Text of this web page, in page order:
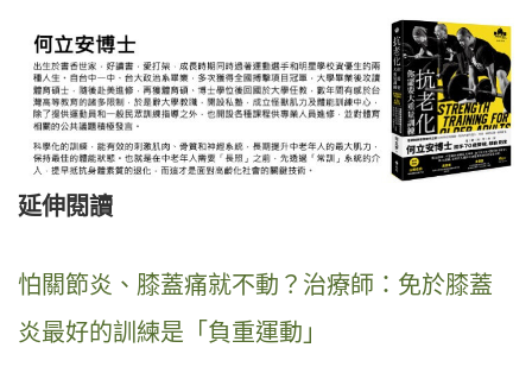
延伸閱讀
怕關節炎、膝蓋痛就不動？治療師：免於膝蓋
炎最好的訓練是「負重運動」